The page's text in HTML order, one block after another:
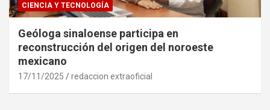
CIENCIA Y TECNOLOGÍA
Geóloga sinaloense participa en
reconstrucción del origen del noroeste
mexicano
17/11/2025 redaccion extraoficial